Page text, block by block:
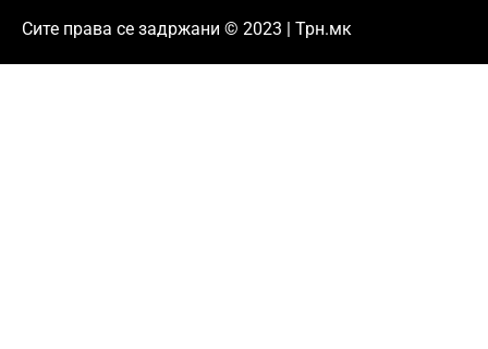
Сите права се задржани © 2023 | Трн.мк